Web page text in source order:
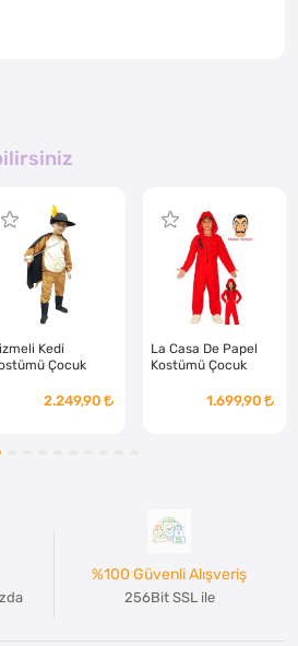
Kedi
Çocuk
2.249,90
La Casa De Papel
Kostümü Çocuk
1.699,90
%100 Güvenli Alışveriş
256Bit SSL ile